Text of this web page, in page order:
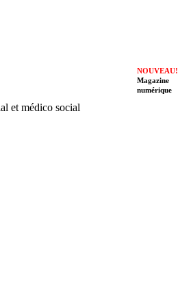
NOUVEAU!
Magazine
numérique
et médico social